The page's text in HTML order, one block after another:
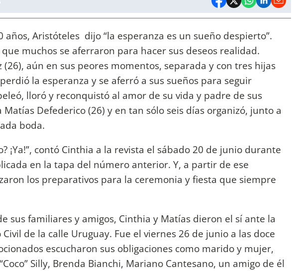
años, Aristóteles dijo “la esperanza es un sueño despierto”.
muchos se aferraron para hacer sus deseos realidad.
(26), aún en sus peores momentos, separada y con tres hijas
la esperanza y se aferró a sus sueños para seguir
lloró y reconquistó al amor de su vida y padre de sus
Defederico (26) y en tan sólo seis días organizó, junto a
boda.
¡Ya!”, contó Cinthia a la revista el sábado 20 de junio durante
en la tapa del número anterior. Y, a partir de ese
los preparativos para la ceremonia y fiesta que siempre
sus familiares y amigos, Cinthia y Matías dieron el sí ante la
Civil de la calle Uruguay. Fue el viernes 26 de junio a las doce
escucharon sus obligaciones como marido y mujer,
Silly, Brenda Bianchi, Mariano Cantesano, un amigo de él